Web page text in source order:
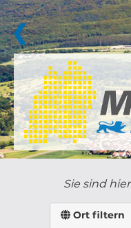
❮
Sie sind hier
Ort filtern